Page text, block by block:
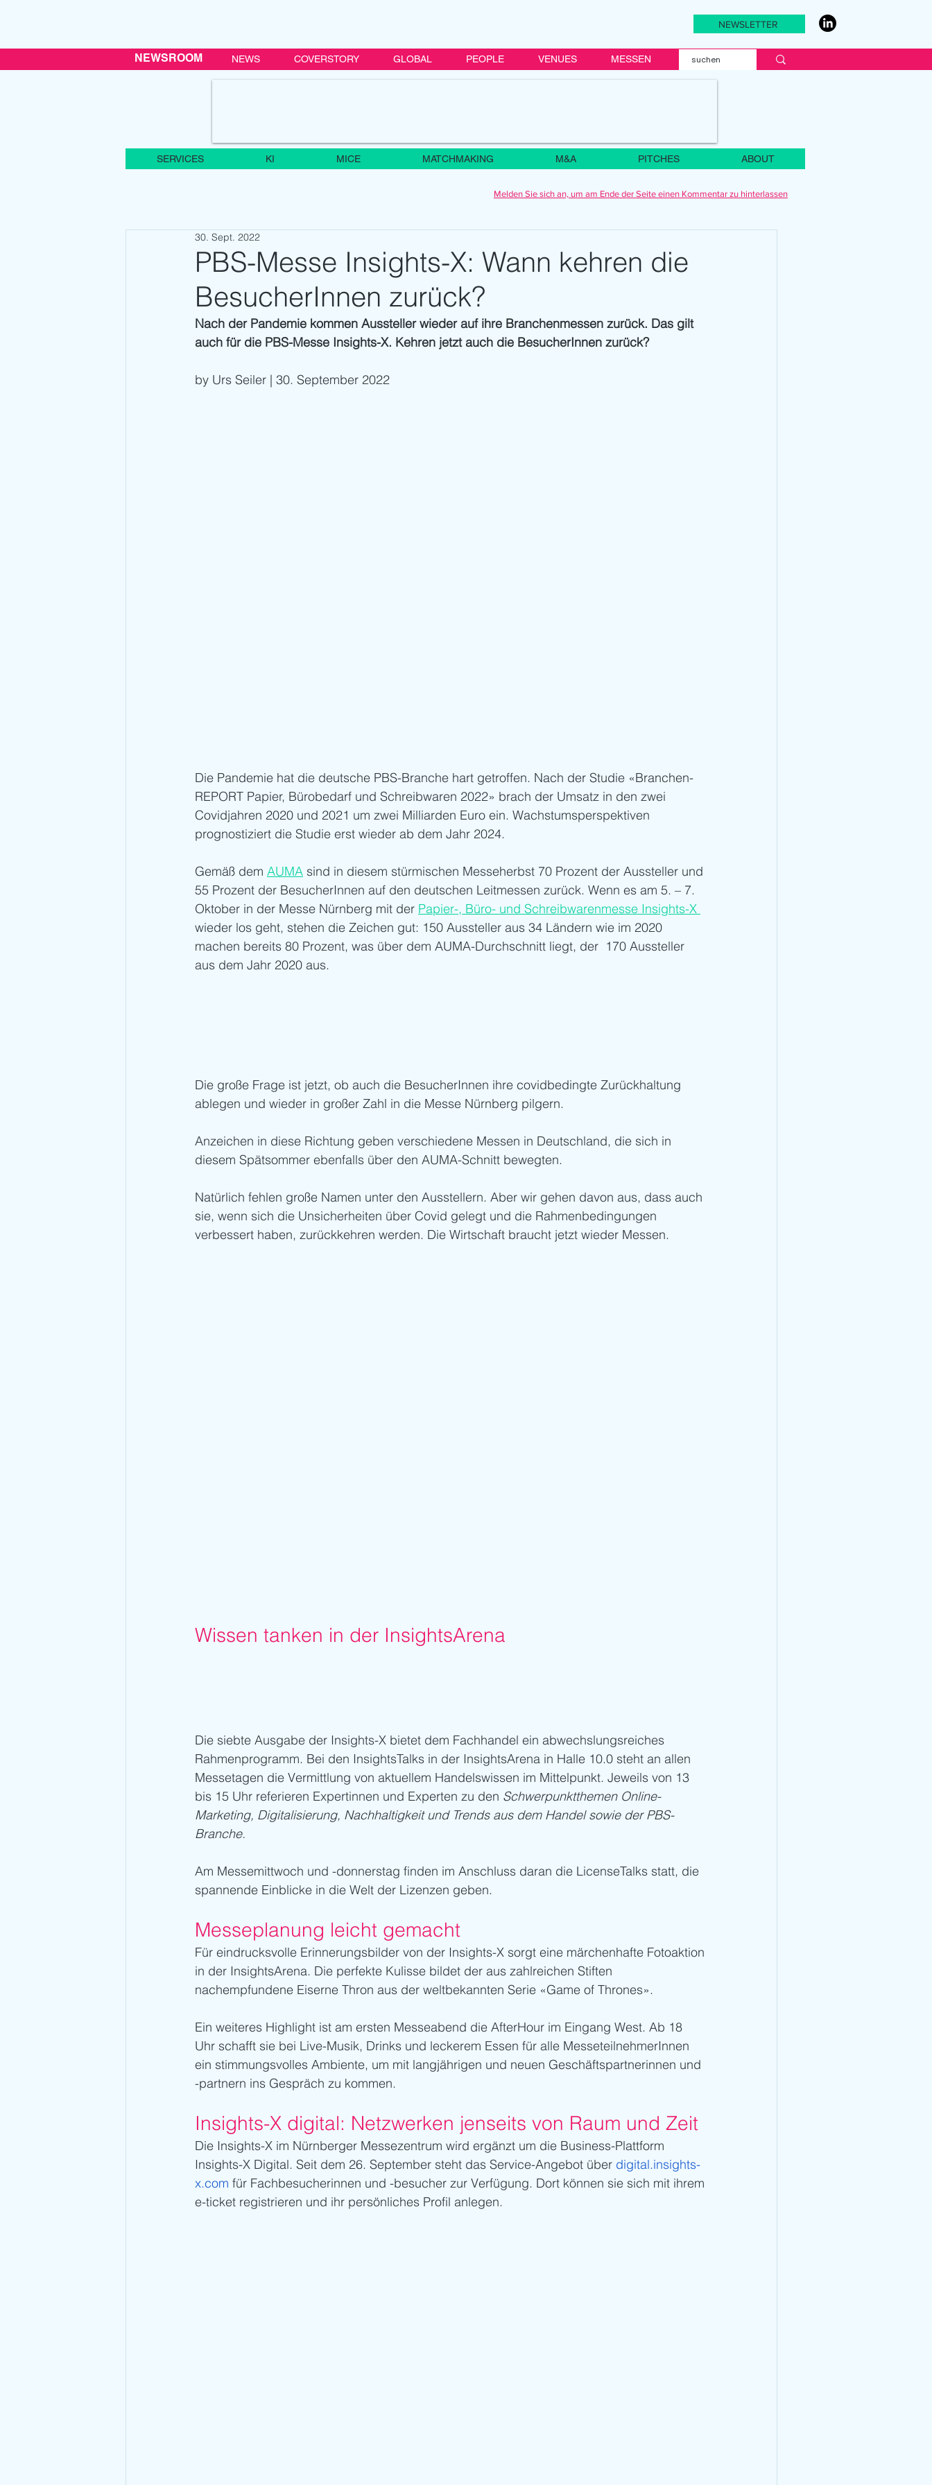
NEWSLETTER
NEWS COVERSTORY GLOBAL PEOPLE VENUES MESSEN
NEWSROOM
SERVICES KI MICE MATCHMAKING M&A PITCHES ABOUT
Melden Sie sich an, um am Ende der Seite einen Kommentar zu hinterlassen
PBS-Messe Insights-X: Wann kehren die
BesucherInnen zurück?
30. Sept. 2022
Nach der Pandemie kommen Aussteller wieder auf ihre Branchenmessen zurück. Das gilt
auch für die PBS-Messe Insights-X. Kehren jetzt auch die BesucherInnen zurück?
by Urs Seiler | 30. September 2022
Die Pandemie hat die deutsche PBS-Branche hart getroffen. Nach der Studie «Branchen-
REPORT Papier, Bürobedarf und Schreibwaren 2022» brach der Umsatz in den zwei
Covidjahren 2020 und 2021 um zwei Milliarden Euro ein. Wachstumsperspektiven
prognostiziert die Studie erst wieder ab dem Jahr 2024.
Gemäß dem AUMA sind in diesem stürmischen Messeherbst 70 Prozent der Aussteller und
55 Prozent der BesucherInnen auf den deutschen Leitmessen zurück. Wenn es am 5. – 7.
Oktober in der Messe Nürnberg mit der Papier-, Büro- und Schreibwarenmesse Insights-X
wieder los geht, stehen die Zeichen gut: 150 Aussteller aus 34 Ländern wie im 2020
machen bereits 80 Prozent, was über dem AUMA-Durchschnitt liegt, der  170 Aussteller
aus dem Jahr 2020 aus.
Die große Frage ist jetzt, ob auch die BesucherInnen ihre covidbedingte Zurückhaltung
ablegen und wieder in großer Zahl in die Messe Nürnberg pilgern.
Anzeichen in diese Richtung geben verschiedene Messen in Deutschland, die sich in
diesem Spätsommer ebenfalls über den AUMA-Schnitt bewegten.
Natürlich fehlen große Namen unter den Ausstellern. Aber wir gehen davon aus, dass auch
sie, wenn sich die Unsicherheiten über Covid gelegt und die Rahmenbedingungen
verbessert haben, zurückkehren werden. Die Wirtschaft braucht jetzt wieder Messen.
Wissen tanken in der InsightsArena
Die siebte Ausgabe der Insights-X bietet dem Fachhandel ein abwechslungsreiches
Rahmenprogramm. Bei den InsightsTalks in der InsightsArena in Halle 10.0 steht an allen
Messetagen die Vermittlung von aktuellem Handelswissen im Mittelpunkt. Jeweils von 13
bis 15 Uhr referieren Expertinnen und Experten zu den Schwerpunktthemen Online-
Marketing, Digitalisierung, Nachhaltigkeit und Trends aus dem Handel sowie der PBS-
Branche.
Am Messemittwoch und -donnerstag finden im Anschluss daran die LicenseTalks statt, die
spannende Einblicke in die Welt der Lizenzen geben.
Messeplanung leicht gemacht
Für eindrucksvolle Erinnerungsbilder von der Insights-X sorgt eine märchenhafte Fotoaktion
in der InsightsArena. Die perfekte Kulisse bildet der aus zahlreichen Stiften
nachempfundene Eiserne Thron aus der weltbekannten Serie «Game of Thrones».
Ein weiteres Highlight ist am ersten Messeabend die AfterHour im Eingang West. Ab 18
Uhr schafft sie bei Live-Musik, Drinks und leckerem Essen für alle MesseteilnehmerInnen
ein stimmungsvolles Ambiente, um mit langjährigen und neuen Geschäftspartnerinnen und
-partnern ins Gespräch zu kommen.
Insights-X digital: Netzwerken jenseits von Raum und Zeit
Die Insights-X im Nürnberger Messezentrum wird ergänzt um die Business-Plattform
Insights-X Digital. Seit dem 26. September steht das Service-Angebot über digital.insights-
x.com für Fachbesucherinnen und -besucher zur Verfügung. Dort können sie sich mit ihrem
e-ticket registrieren und ihr persönliches Profil anlegen.